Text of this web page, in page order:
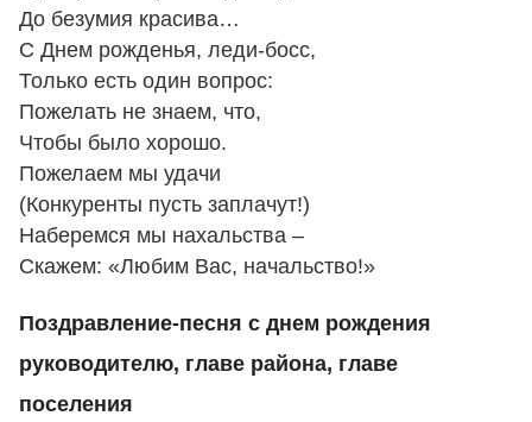
До безумия красива…
С Днем рожденья, леди-босс,
Только есть один вопрос:
Пожелать не знаем, что,
Чтобы было хорошо.
Пожелаем мы удачи
(Конкуренты пусть заплачут!)
Наберемся мы нахальства –
Скажем: «Любим Вас, начальство!»
Поздравление-песня с днем рождения
руководителю, главе района, главе
поселения